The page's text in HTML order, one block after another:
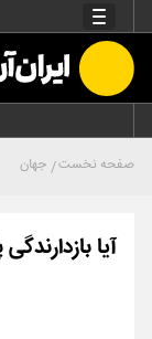
صفحه نخست جهان
آیا